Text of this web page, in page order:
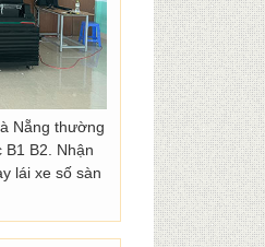
Nẵng thường
B1 B2. Nhận
lái xe số sàn